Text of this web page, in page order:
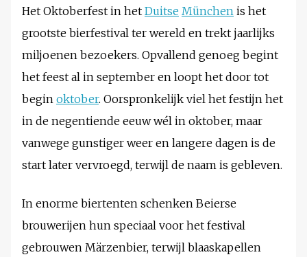
Het Oktoberfest in het Duitse München is het
grootste bierfestival ter wereld en trekt jaarlijks
miljoenen bezoekers. Opvallend genoeg begint
het feest al in september en loopt het door tot
begin oktober. Oorspronkelijk viel het festijn het
in de negentiende eeuw wél in oktober, maar
vanwege gunstiger weer en langere dagen is de
start later vervroegd, terwijl de naam is gebleven.
In enorme biertenten schenken Beierse
brouwerijen hun speciaal voor het festival
gebrouwen Märzenbier, terwijl blaaskapellen